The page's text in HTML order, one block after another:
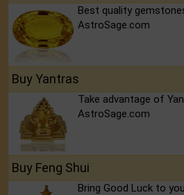
Best quality
AstroSage.com
Buy Yantras
Take advantage of
AstroSage.com
Buy Feng Shui
Bring Good Luck to